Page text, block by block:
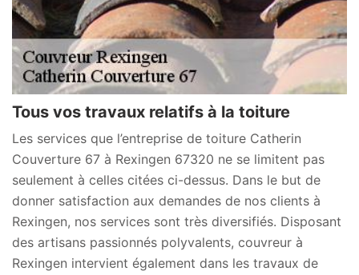
Tous vos travaux relatifs à la toiture
Les services que l’entreprise de toiture Catherin
Couverture 67 à Rexingen 67320 ne se limitent pas
seulement à celles citées ci-dessus. Dans le but de
donner satisfaction aux demandes de nos clients à
Rexingen, nos services sont très diversifiés. Disposant
des artisans passionnés polyvalents, couvreur à
Rexingen intervient également dans les travaux de